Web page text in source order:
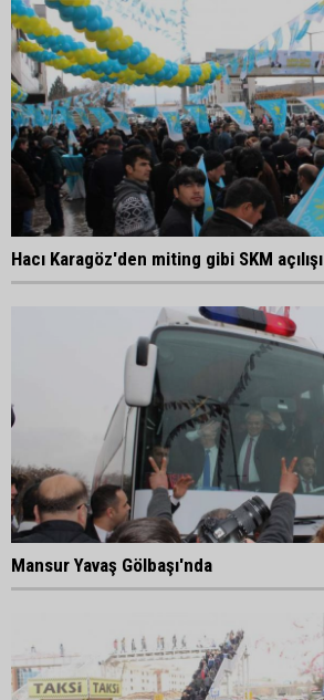
Hacı Karagöz'den miting gibi SKM açılışı
Mansur Yavaş Gölbaşı'nda